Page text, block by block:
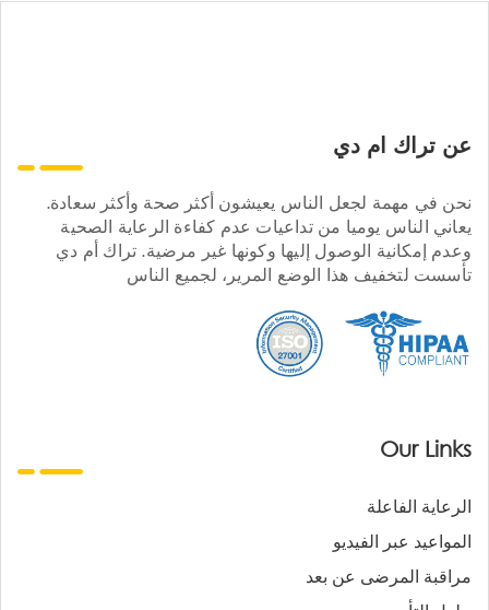
عن تراك ام دي
نحن في مهمة لجعل الناس يعيشون أكثر صحة وأكثر سعادة.
يعاني الناس يوميا من تداعيات عدم كفاءة الرعاية الصحية
وعدم إمكانية الوصول إليها وكونها غير مرضية. تراك أم دي
تأسست لتخفيف هذا الوضع المرير، لجميع الناس
Our Links
الرعاية الفاعلة
المواعيد عبر الفيديو
مراقبة المرضى عن بعد